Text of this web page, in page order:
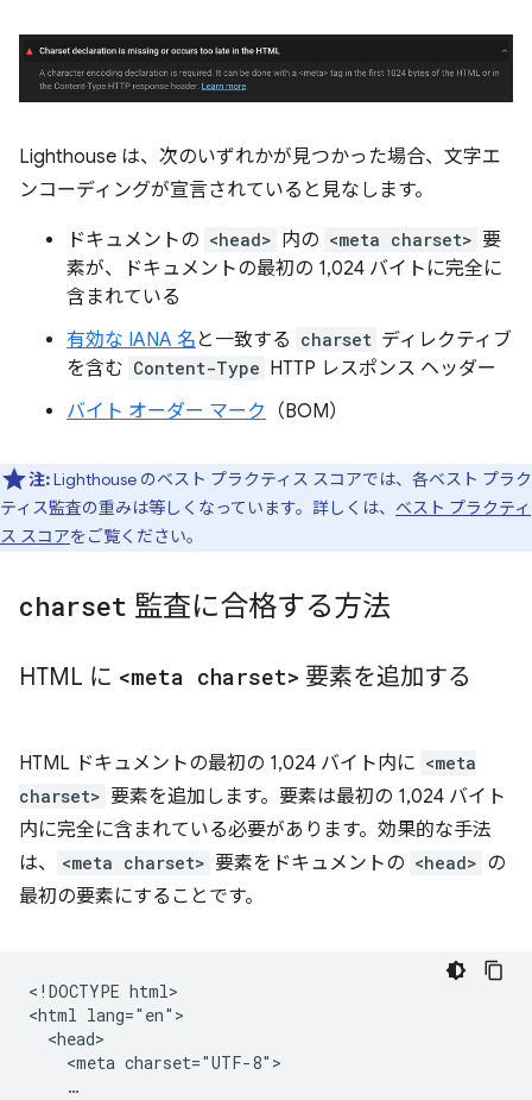
Lighthouse は、次のいずれかが見つかった場合、文字エ
ンコーディングが宣言されていると見なします。
ドキュメントの <head> 内の <meta charset> 要
素が、ドキュメントの最初の 1,024 バイトに完全に
含まれている
有効な IANA 名 と一致する charset ディレクティブ
を含む Content-Type HTTP レスポンス ヘッダー
バイト オーダー マーク （BOM）
注:Lighthouse のベスト プラクティス スコアでは、各ベスト プラク
ティス監査の重みは等しくなっています。詳しくは、 ベスト プラクティ
ス スコアをご覧ください。
charset 監査に合格する方法
HTML に <meta charset> 要素を追加する
HTML ドキュメントの最初の 1,024 バイト内に <meta
charset> 要素を追加します。要素は最初の 1,024 バイト
内に完全に含まれている必要があります。効果的な手法
は、
<meta charset> 要素をドキュメントの <head> の
最初の要素にすることです。
<!DOCTYPE html>
<html lang="en">
  <head>
    <meta charset="UTF-8">